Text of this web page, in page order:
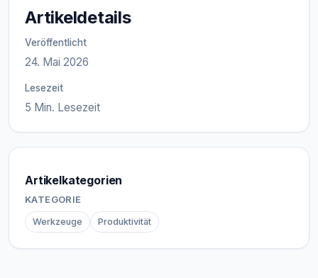
Artikeldetails
Veröffentlicht
24. Mai 2026
Lesezeit
5 Min. Lesezeit
Artikelkategorien
KATEGORIE
Werkzeuge Produktivität